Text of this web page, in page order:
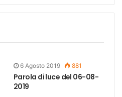
6 Agosto 2019 881
Parola di luce del 06-08-
2019